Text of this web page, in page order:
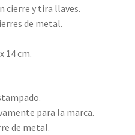
cierre y tira llaves.
de metal.
14 cm.
para la marca.
de metal.